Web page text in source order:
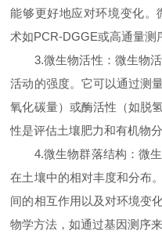
能够更好地应对环境变化。
术如PCR-DGGE或高通量测
3.微生物活性：微生物活
活动的强度。它可以通过测
氧化碳量）或酶活性（如脱
性是评估土壤肥力和有机物
4.微生物群落结构：微生
在土壤中的相对丰度和分布
间的相互作用以及对环境变
物学方法，如通过基因测序来